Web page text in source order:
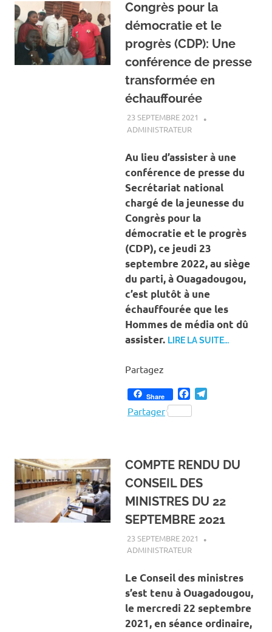
Congrès pour la
démocratie et le
progrès (CDP): Une
conférence de presse
transformée en
échauffourée
23 SEPTEMBRE 2021
ADMINISTRATEURA LA UNE
Au lieu d’assister à une
conférence de presse du
Secrétariat national
chargé de la jeunesse du
Congrès pour la
démocratie et le progrès
(CDP), ce jeudi 23
septembre 2022, au siège
du parti, à Ouagadougou,
c’est plutôt à une
échauffourée que les
Hommes de média ont dû
assister. LIRE LA SUITE…
Partagez
Share Facebook
Partager
COMPTE RENDU DU
CONSEIL DES
MINISTRES DU 22
SEPTEMBRE 2021
23 SEPTEMBRE 2021
ADMINISTRATEURACTUALITÉ
Le Conseil des ministres
s’est tenu à Ouagadougou,
le mercredi 22 septembre
2021,en séance ordinaire,